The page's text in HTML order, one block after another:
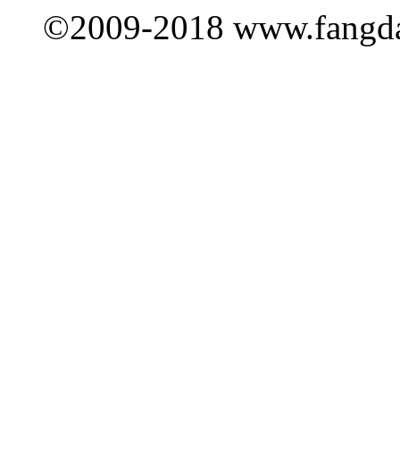
©2009-2018